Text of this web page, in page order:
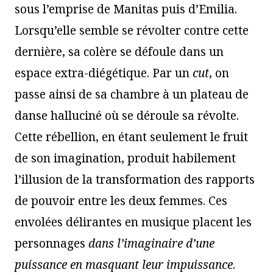
sous l’emprise de Manitas puis d’Emilia.
Lorsqu’elle semble se révolter contre cette
dernière, sa colère se défoule dans un
espace extra-diégétique. Par uncut, on
passe ainsi de sa chambre à un plateau de
danse halluciné où se déroule sa révolte.
Cette rébellion, en étant seulement le fruit
de son imagination, produit habilement
l’illusion de la transformation des rapports
de pouvoir entre les deux femmes. Ces
envolées délirantes en musique placent les
personnages dans l’imaginaire d’une
puissance en masquant leur impuissance.